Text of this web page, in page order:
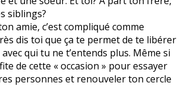
siblings?
amie, c’est compliqué comme
dis toi que ça te permet de te libérer
qui tu ne t’entends plus. Même si
de cette « occasion » pour essayer
personnes et renouveler ton cercle